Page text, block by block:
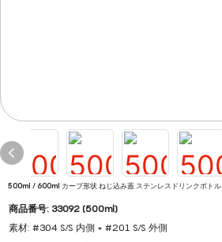
500ml / 600ml カーブ形状 ねじ込み蓋 ステンレスドリンクボトル
商品番号: 33092 (500ml)
素材: #304 S/S 内側 + #201 S/S 外側